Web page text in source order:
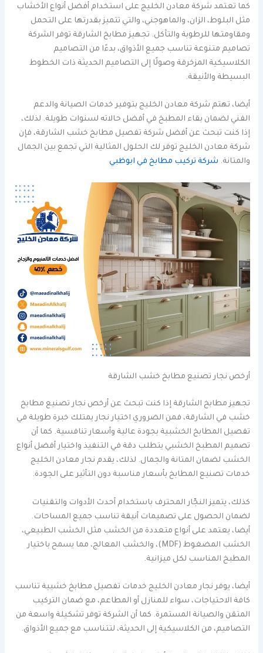
كما تعتمد شركة معادن الخليج على استخدام أفضل أنواع الأخشاب
مثل البلوط، الزان، والماهوجني، والتي تتميز بقدرتها على التحمل
ومقاومتها للرطوبة والتآكل. تجهيز مطابخ الشارقة توفر الشركة
تصاميم متنوعة تناسب جميع الأذواق، بدءًا من التصاميم
الكلاسيكية المزخرفة وصولًا إلى التصاميم الحديثة ذات الخطوط
البسيطة والأنيقة.
أيضا، تهتم شركة معادن الخليج بتوفير خدمات الصيانة والدعم
الفني لضمان بقاء المطبخ في أفضل حالاته لسنوات طويلة. لذلك،
إذا كنت تبحث عن أفضل شركة تفصيل مطابخ خشب الشارقة، فإن
شركة معادن الخليج توفر لك الحلول المثالية التي تجمع بين الجمال
والمتانة. شركة تركيب مطابخ في ابوظبي
أرخص نجار تصنيع مطابخ خشب الشارقة
تجهيز مطابخ الشارقة إذا كنت تبحث عن أرخص نجار تصنيع مطابخ
خشب في الشارقة، فمن الضروري اختيار نجار يمتلك خبرة طويلة في
تفصيل المطابخ الخشبية بجودة عالية وأسعار تنافسية. كما أن
تصميم المطبخ الخشبي يتطلب دقة في التنفيذ واختيار أفضل أنواع
الخشب لضمان المتانة والجمال. لذلك، يقدم نجار معادن الخليج
خدمات تصنيع المطابخ بأسعار مناسبة دون التأثير على الجودة.
كذلك، يتميز النجّار المحترف باستخدام أحدث الأدوات والتقنيات
لضمان الحصول على تصميمات أنيقة تناسب جميع المساحات.
أيضا، يعتمد على أنواع متعددة من الخشب مثل الخشب الطبيعي،
الخشب المضغوط (MDF)، والخشب المعالج، مما يسمح باختيار
المطبخ المناسب لكل ميزانية.
أيضا، يوفر نجار معادن الخليج خدمات تفصيل مطابخ خشبية تناسب
كافة الاحتياجات، سواء للمنازل أو المطاعم، مع ضمان التركيب
المتقن والصيانة المستمرة. كما أن الشركة توفر تشكيلة واسعة من
التصاميم، من الكلاسيكية إلى الحديثة، لتتناسب مع جميع الأذواق.